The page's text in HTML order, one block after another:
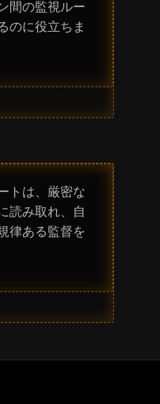
間の監視ルー
のに役立ちま
トは、厳密な
読み取れ、自
律ある監督を